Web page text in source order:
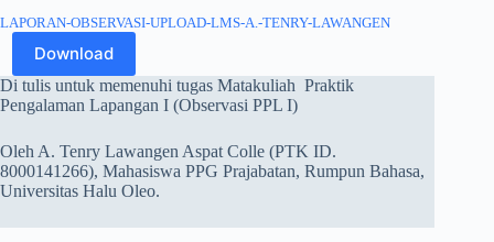
LAPORAN-OBSERVASI-UPLOAD-LMS-A.-TENRY-LAWANGEN
Download
Di tulis untuk memenuhi tugas Matakuliah Praktik
Pengalaman Lapangan I (Observasi PPL I)
Oleh A. Tenry Lawangen Aspat Colle (PTK ID.
8000141266), Mahasiswa PPG Prajabatan, Rumpun Bahasa,
Universitas Halu Oleo.